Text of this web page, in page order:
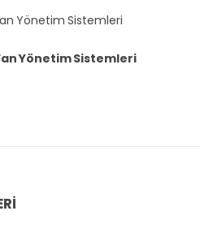
Yönetim Sistemleri